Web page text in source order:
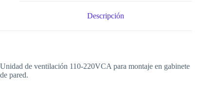
Descripción
Unidad de ventilación 110-220VCA para montaje en gabinete
de pared.